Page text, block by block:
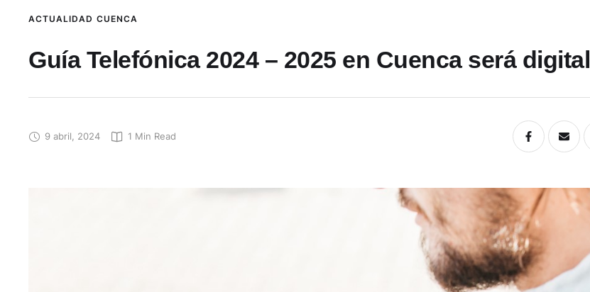
ACTUALIDAD CUENCA
Guía Telefónica 2024 – 2025 en Cuenca será digital
9 abril, 2024 1 Min Read